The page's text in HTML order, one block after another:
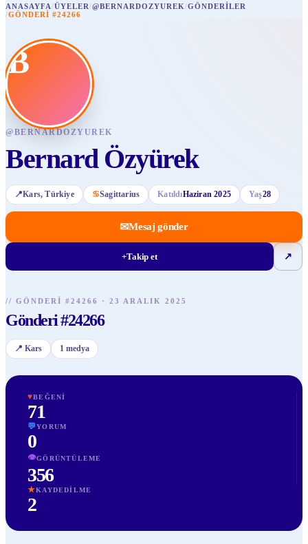
ANASAYFA/ÜYELER/@BERNARDOZYUREK/GÖNDERILER
/GÖNDERI #24266
B
@BERNARDOZYUREK
Bernard Özyürek
📍Kars, Türkiye ♋Sagittarius KatıldıHaziran 2025 Yaş28
✉Mesaj gönder
+Takip et ↗
// GÖNDERI #24266 · 23 ARALIK 2025
Gönderi #24266
📍 Kars 1 medya
♥BEĞENI
71
💬YORUM
0
👁GÖRÜNTÜLEME
356
★KAYDEDILME
2